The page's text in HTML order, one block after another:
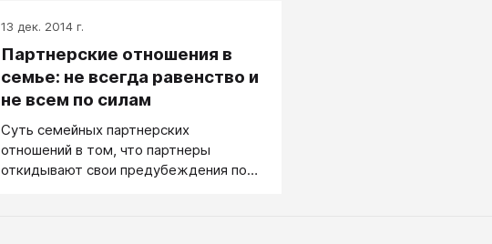
не используют дикие формы
конфликта.
13 дек. 2014 г.
Партнерские отношения в
семье: не всегда равенство и
не всем по силам
Суть семейных партнерских
отношений в том, что партнеры
откидывают свои предубеждения по